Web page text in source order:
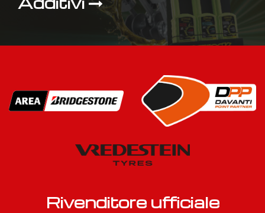
Rivenditore ufficiale